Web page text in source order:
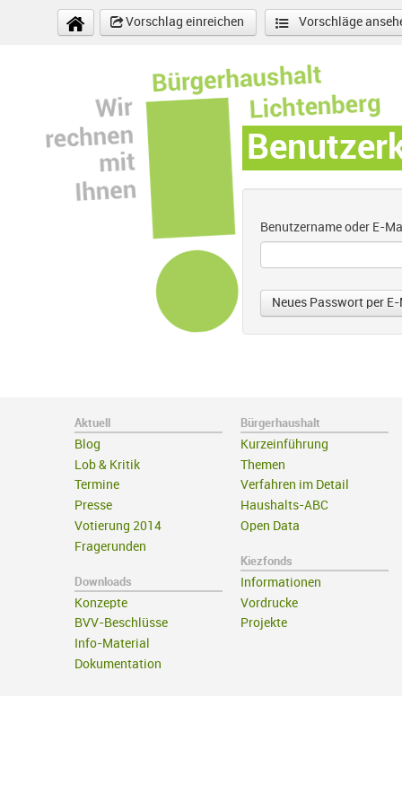
Direkt zum Inhalt
Vorschlag einreichen
Vorschläge
Benutzername oder E-
Aktuell
Blog
Lob & Kritik
Termine
Presse
Votierung 2014
Fragerunden
Downloads
Konzepte
BVV-Beschlüsse
Info-Material
Dokumentation
Bürgerhaushalt
Kurzeinführung
Themen
Verfahren im Detail
Haushalts-ABC
Open Data
Kiezfonds
Informationen
Vordrucke
Projekte